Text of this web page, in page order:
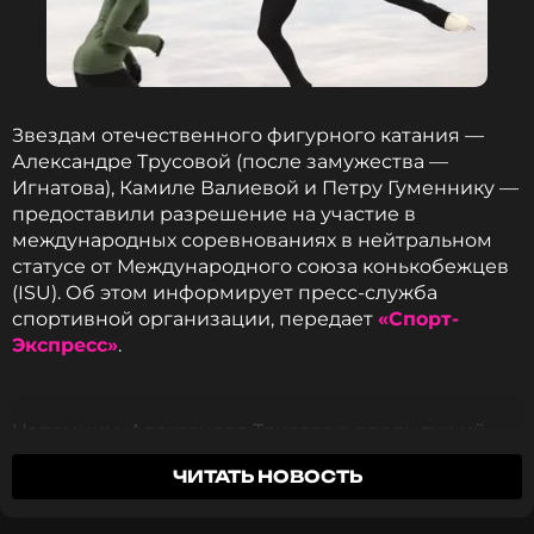
«Я на этом собаку съела и уже давно не принимаю
импульсивных решений. <…> Сто процентов утром
мыслями и будешь смотреть на ситуацию иначе.
Я научилась этому, хотя по природе человек
темпераментный и вспыльчивый. Но не раз
наблюдала со стороны, к чему приводит
нетерпимость и излишняя импульсивность», –
призналась кинозвезда.
Фото: Роман Пименов/ТАСС
Читайте нас в Одноклассниках,
чтобы оставаться в курсе событий
Звездам отечественного фигурного катания —
Александре Трусовой (после замужества —
Игнатова), Камиле Валиевой и Петру Гуменнику —
предоставили разрешение на участие в
международных соревнованиях в нейтральном
статусе от Международного союза конькобежцев
(ISU). Об этом информирует пресс-служба
спортивной организации, передает «Спорт-
Экспресс».
Напомним, Александра Трусова в предыдущий
раз выступала на международных соревнованиях
в сезоне 2022/23. Затем последовал перерыв в
ЧИТАТЬ НОВОСТЬ